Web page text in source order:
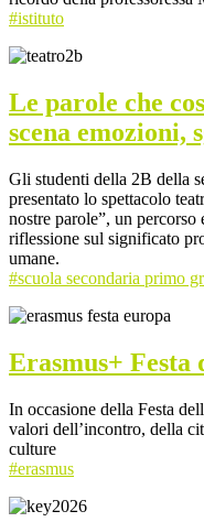
#istituto
Le parole che
scena emozioni,
Gli studenti della 2B della
presentato lo spettacolo
nostre parole”, un percorso
riflessione sul significato
umane.
#scuola secondaria primo
Erasmus+
In occasione della Festa
valori dell’incontro, della
culture
#erasmus